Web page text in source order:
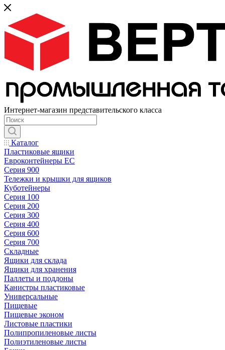
Интернет-магазин представительского класса
Каталог
Пластиковые ящики
Евроконтейнеры ЕС
Серия 900
Тележки и крышки для ящиков
Куботейнеры
Серия 100
Серия 200
Серия 300
Серия 400
Серия 600
Серия 700
Складные
Ящики для склада
Ящики для хранения
Паллеты и поддоны
Канистры пластиковые
Универсальные
Пищевые
Пищевые эконом
Листовые пластики
Полипропиленовые листы
Полиэтиленовые листы